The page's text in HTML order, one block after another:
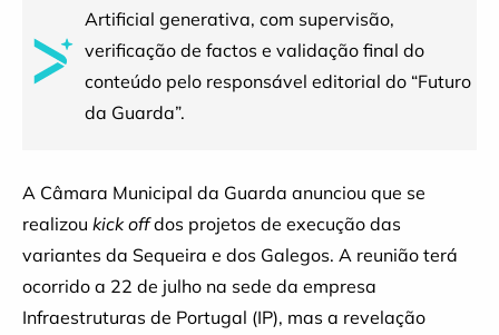
Artificial generativa, com supervisão,
verificação de factos e validação final do
conteúdo pelo responsável editorial do “Futuro
da Guarda”.
A Câmara Municipal da Guarda anunciou que se
realizou kick offdos projetos de execução das
variantes da Sequeira e dos Galegos. A reunião terá
ocorrido a 22 de julho na sede da empresa
Infraestruturas de Portugal (IP), mas a revelação